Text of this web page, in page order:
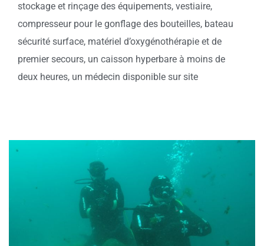
stockage et rinçage des équipements, vestiaire,
compresseur pour le gonflage des bouteilles, bateau
sécurité surface, matériel d’oxygénothérapie et de
premier secours, un caisson hyperbare à moins de
deux heures, un médecin disponible sur site